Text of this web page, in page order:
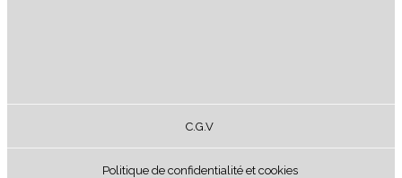
C.G.V
Politique de confidentialité et cookies